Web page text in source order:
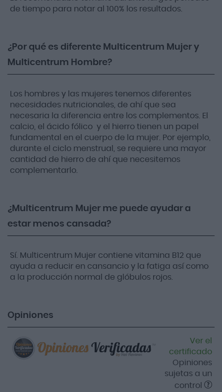
de tiempo para notar al 100% los resultados.
¿Por qué es diferente Multicentrum Mujer y
Multicentrum Hombre?
Los hombres y las mujeres tenemos diferentes
necesidades nutricionales, de ahí que sea
necesaria la diferencia entre los complementos. El
calcio, el ácido fólico y el hierro tienen un papel
fundamental en el cuerpo de la mujer. Por ejemplo,
durante el ciclo menstrual, se requiere una mayor
cantidad de hierro de ahí que necesitemos
complementarlo.
¿Multicentrum Mujer me puede ayudar a
estar menos cansada?
Sí. Multicentrum Mujer contiene vitamina B12 que
ayuda a reducir en cansancio y la fatiga así como
a la producción normal de glóbulos rojos.
Opiniones
Ver el
certificado
Opiniones
sujetas a un
control